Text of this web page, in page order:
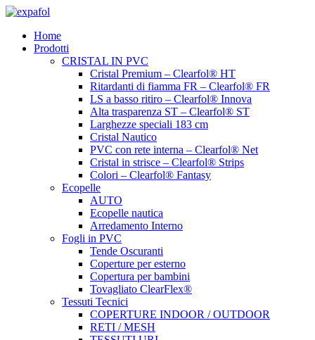
Vai
contenutoHome
Prodotti
CRISTAL IN PVC
Cristal Premium – Clearfol® HT
Ritardanti di fiamma FR – Clearfol® FR
LS a basso ritiro – Clearfol® Innova
Alta trasparenza ST – Clearfol® ST
Larghezze speciali 183 cm
Cristal Nautico
PVC con rete interna – Clearfol® Net
Cristal in strisce – Clearfol® Strips
Colori – Clearfol® Fantasy
Ecopelle
AUTO
Ecopelle nautica
Arredamento Interno
Fogli in PVC
Tende Oscuranti
Coperture per esterno
Copertura per bambini
Tovagliato ClearFlex®
Tessuti Tecnici
COPERTURE INDOOR / OUTDOOR
RETI / MESH